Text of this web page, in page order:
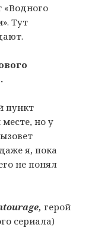
«Водного
Тут
.
пункт
но у
я, пока
не понял
герой
сериала)